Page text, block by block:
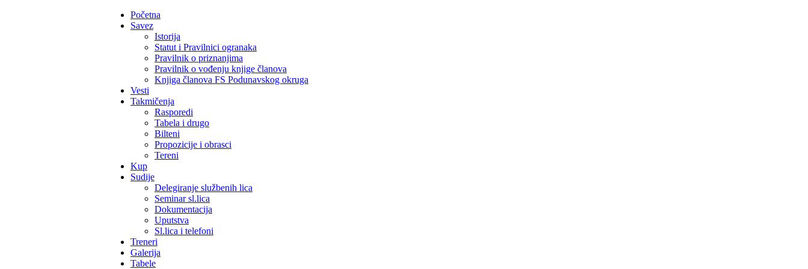
Početna
Savez
Istorija
Statut i Pravilnici ogranaka
Pravilnik o priznanjima
Pravilnik o vođenju knjige članova
Knjiga članova FS Podunavskog okruga
Vesti
Takmičenja
Rasporedi
Tabela i drugo
Bilteni
Propozicije i obrasci
Tereni
Kup
Sudije
Delegiranje službenih lica
Seminar sl.lica
Dokumentacija
Uputstva
Sl.lica i telefoni
Treneri
Galerija
Tabele